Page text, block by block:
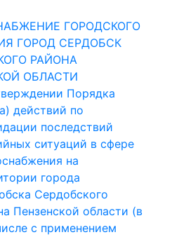
ГОРОДСКОГО
ГОРОД СЕРДОБСК
РАЙОНА
ОБЛАСТИ
Порядка
действий по
последствий
ситуаций в сфере
на
города
Сердобского
Пензенской области (в
с применением